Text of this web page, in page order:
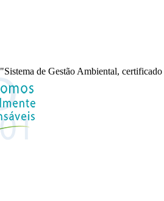
"Sistema de Gestão Ambiental,